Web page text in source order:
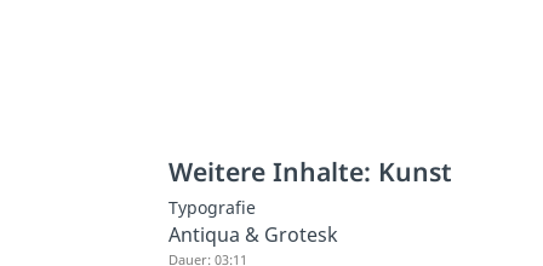
Weitere Inhalte: Kunst
Typografie
Antiqua & Grotesk
Dauer: 03:11